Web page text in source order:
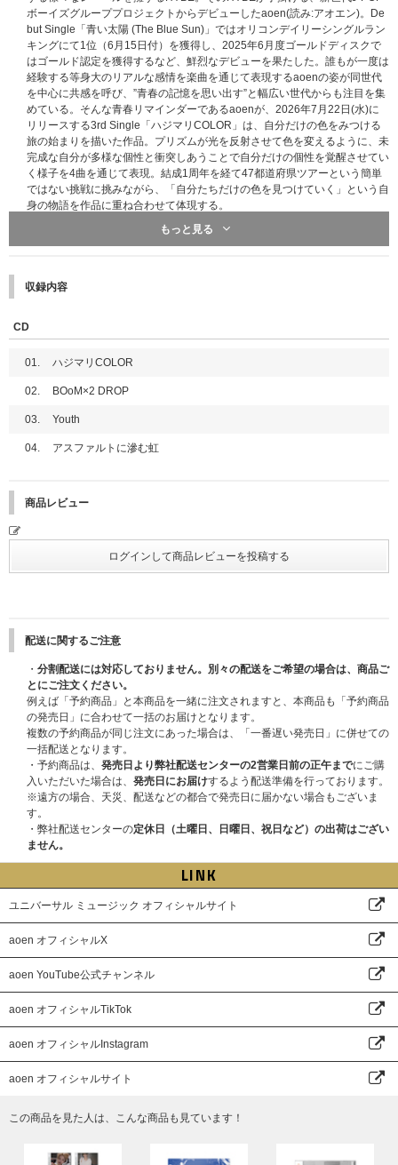
ボーイズグループプロジェクトからデビューしたaoen(読み:アオエン)。De
but Single「青い太陽 (The Blue Sun)」ではオリコンデイリーシングルラン
キングにて1位（6月15日付）を獲得し、2025年6月度ゴールドディスクで
はゴールド認定を獲得するなど、鮮烈なデビューを果たした。誰もが一度は
経験する等身大のリアルな感情を楽曲を通じて表現するaoenの姿が同世代
を中心に共感を呼び、”青春の記憶を思い出す”と幅広い世代からも注目を集
めている。そんな青春リマインダーであるaoenが、2026年7月22日(水)に
リリースする3rd Single「ハジマリCOLOR」は、自分だけの色をみつける
旅の始まりを描いた作品。プリズムが光を反射させて色を変えるように、未
完成な自分が多様な個性と衝突しあうことで自分だけの個性を覚醒させてい
く様子を4曲を通じて表現。結成1周年を経て47都道府県ツアーという簡単
ではない挑戦に挑みながら、「自分たちだけの色を見つけていく」という自
身の物語を作品に重ね合わせて体現する。
・BOOKLET
もっと見る
収録内容
CD
01. ハジマリCOLOR
02. BOoM×2 DROP
03. Youth
04. アスファルトに滲む虹
商品レビュー
配送に関するご注意
・ 分割配送には対応しておりません。別々の配送をご希望の場合は、商品ご
とにご注文ください。
例えば「予約商品」と本商品を一緒に注文されますと、本商品も「予約商品
の発売日」に合わせて一括のお届けとなります。
複数の予約商品が同じ注文にあった場合は、「一番遅い発売日」に併せての
一括配送となります。
・予約商品は、 発売日より弊社配送センターの2営業日前の正午までにご購
入いただいた場合は、 発売日にお届けするよう配送準備を行っております。
※遠方の場合、天災、配送などの都合で発売日に届かない場合もございま
す。
・弊社配送センターの定休日（土曜日、日曜日、祝日など）の出荷はござい
ません。
LINK
ユニバーサル ミュージック オフィシャルサイト
aoen オフィシャルX
aoen YouTube公式チャンネル
aoen オフィシャルTikTok
aoen オフィシャルInstagram
aoen オフィシャルサイト
この商品を見た人は、こんな商品も見ています！